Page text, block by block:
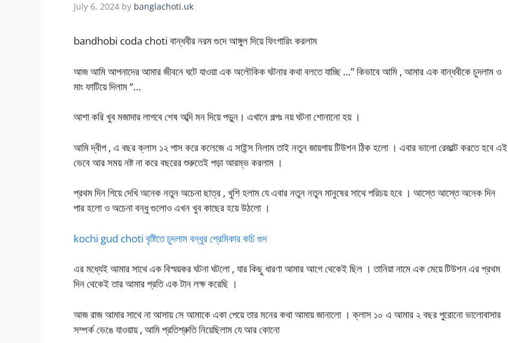
July 6, 2024 by banglachoti.uk
bandhobi coda choti বান্ধবীর নরম গুদে আঙ্গুল দিয়ে ফিংগারিং করলাম
আজ আমি আপনাদের আমার জীবনে ঘটে যাওয়া এক অলৌকিক ঘটনার কথা বলতে যাচ্ছি …” কিভাবে আমি , আমার এক বান্ধবীকে চুদলাম ও
মাং ফাটিয়ে দিলাম “…
আশা করি খুব মজাদার লাগবে শেষ অব্দি মন দিয়ে পড়ুন। এখানে গল্পঃ নয় ঘটনা শোনানো হয় ।
আমি দ্বীপ , এ বছর ক্লাস ১২ পাস করে কলেজে এ সাইন্স নিলাম তাই নতুন জায়গায় টিউশন ঠিক হলো । এবার ভালো রেজাল্ট করতে হবে এই
ভেবে আর সময় নষ্ট না করে বছরের শুরুতেই পড়া আরম্ভ করলাম ।
প্রথম দিন গিয়ে দেখি অনেক নতুন অচেনা ছাত্র , খুশি হলাম যে এবার নতুন নতুন মানুষের সাথে পরিচয় হবে । আস্তে আস্তে অনেক দিন
পার হলো ও অচেনা বন্ধু গুলোও এখন খুব কাছের হয়ে উঠলো ।
kochi gud choti বৃষ্টিতে চুদলাম বন্ধুর প্রেমিকার কচি গুদ
এর মধ্যেই আমার সাথে এক বিস্ময়কর ঘটনা ঘটলো , যার কিছু ধারণা আমার আগে থেকেই ছিল । তানিয়া নামে এক মেয়ে টিউশন এর প্রথম
দিন থেকেই তার আমার প্রতি এক টান লক্ষ করেছি ।
আজ রাজ আমার সাথে না আসায় সে আমাকে একা পেয়ে তার মনের কথা আমায় জানালো । ক্লাস ১০ এ আমার ২ বছর পুরোনো ভালোবাসার
সম্পর্ক ভেঙে যাওয়ায় , আমি প্রতিশ্রুতি নিয়েছিলাম যে আর কোনো